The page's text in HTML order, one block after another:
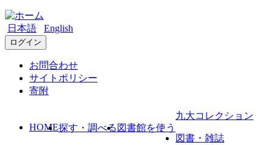
日本語 English
ログイン
お問合わせ
サイトポリシー
寄附
HOME探す・調べる 図書館を使う
九大コレクション
図書・雑誌